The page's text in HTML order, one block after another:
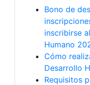
Bono de
inscribirse
Humano
Cómo
Desarrollo
Requisitos